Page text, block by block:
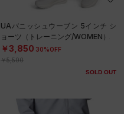
UAバニッシュウーブン 5インチ シ
ョーツ（トレーニング/WOMEN）
￥3,850 30%OFF
￥5,500
SOLD OUT